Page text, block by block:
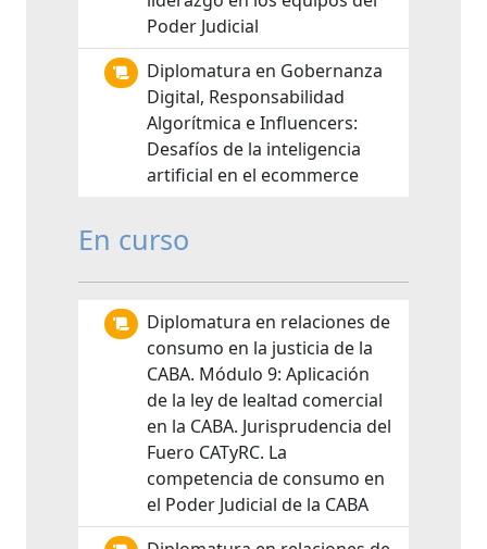
Poder Judicial
Diplomatura en Gobernanza
Digital, Responsabilidad
Algorítmica e Influencers:
Desafíos de la inteligencia
artificial en el ecommerce
En curso
Diplomatura en relaciones de
consumo en la justicia de la
CABA. Módulo 9: Aplicación
de la ley de lealtad comercial
en la CABA. Jurisprudencia del
Fuero CATyRC. La
competencia de consumo en
el Poder Judicial de la CABA